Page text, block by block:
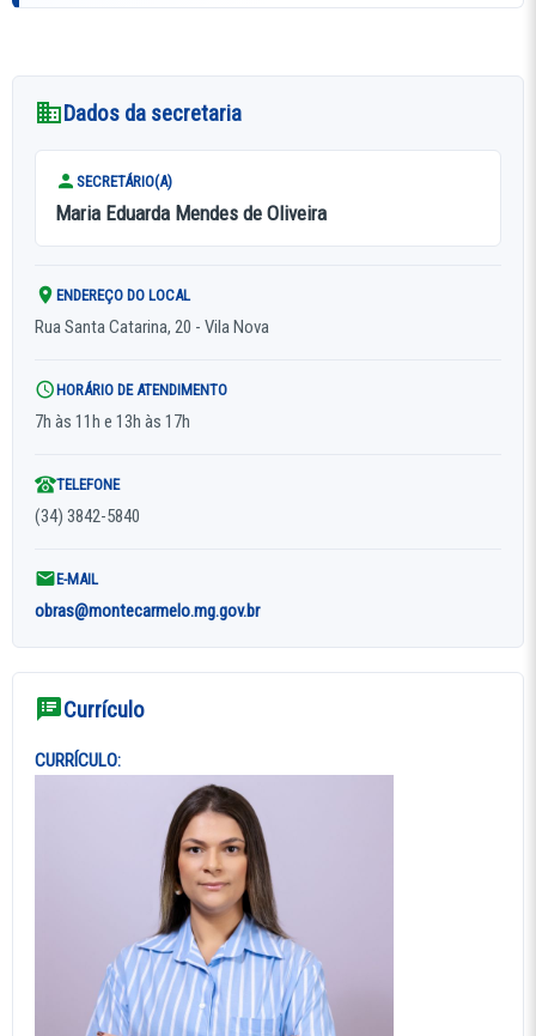
Dados da secretaria
SECRETÁRIO(A)
Maria Eduarda Mendes de Oliveira
ENDEREÇO DO LOCAL
Rua Santa Catarina, 20 - Vila Nova
HORÁRIO DE ATENDIMENTO
7h às 11h e 13h às 17h
TELEFONE
(34) 3842-5840
E-MAIL
obras@montecarmelo.mg.gov.br
Currículo
CURRÍCULO: